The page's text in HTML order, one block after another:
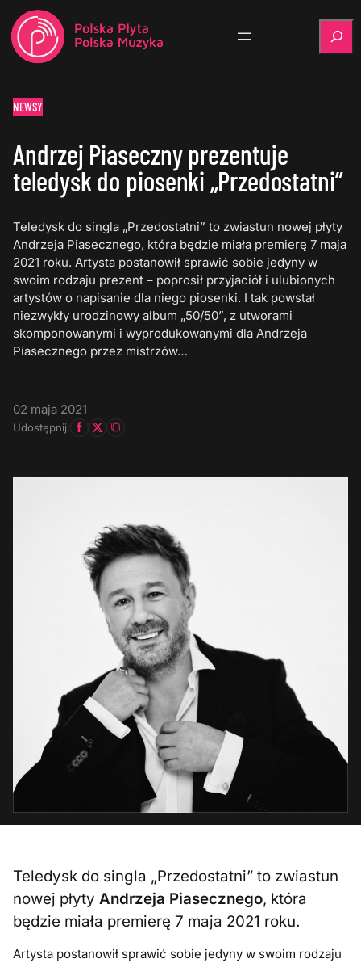
NEWSY
Andrzej Piaseczny prezentuje
teledysk do piosenki „Przedostatni”
Teledysk do singla „Przedostatni” to zwiastun nowej płyty
Andrzeja Piasecznego, która będzie miała premierę 7 maja
2021 roku. Artysta postanowił sprawić sobie jedyny w
swoim rodzaju prezent – poprosił przyjaciół i ulubionych
artystów o napisanie dla niego piosenki. I tak powstał
niezwykły urodzinowy album „50/50”, z utworami
skomponowanymi i wyprodukowanymi dla Andrzeja
Piasecznego przez mistrzów…
02 maja 2021
Udostępnij:
Teledysk do singla „Przedostatni” to zwiastun
nowej płytyAndrzeja Piasecznego, która
będzie miała premierę 7 maja 2021 roku.
Artysta postanowił sprawić sobie jedyny w swoim rodzaju